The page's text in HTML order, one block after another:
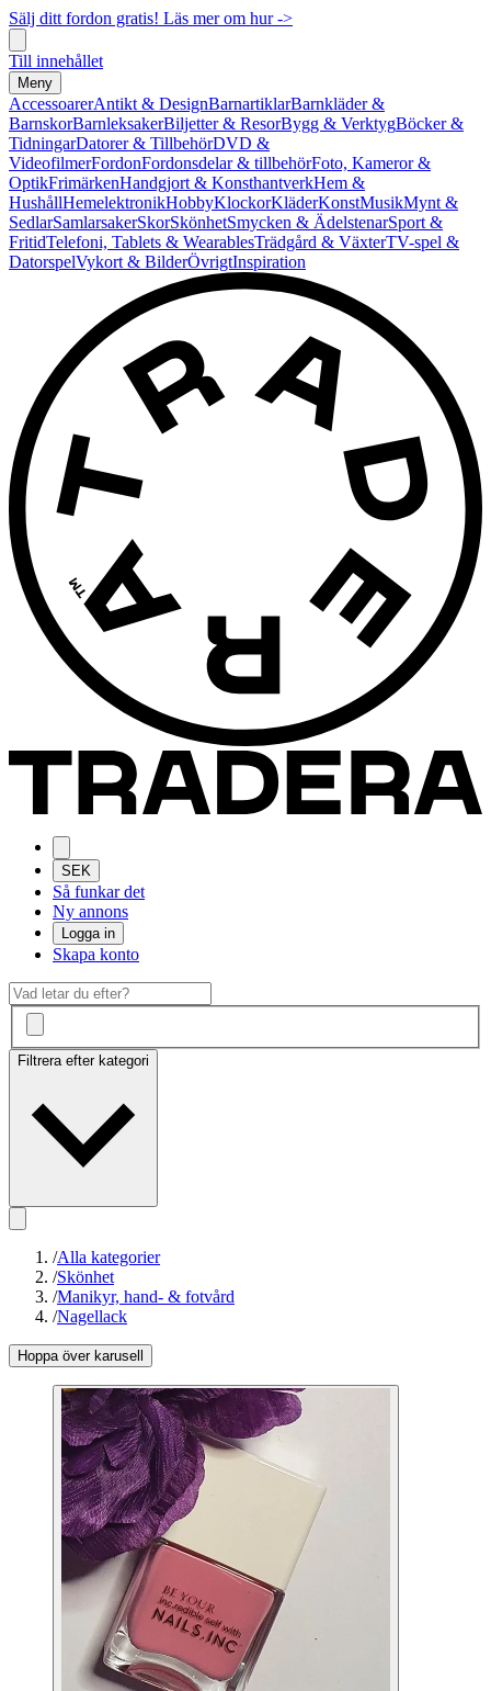
Sälj ditt fordon gratis! Läs mer om hur ->
Till innehållet
Meny
AccessoarerAntikt & DesignBarnartiklarBarnkläder &
BarnskorBarnleksakerBiljetter & ResorBygg & VerktygBöcker &
TidningarDatorer & TillbehörDVD &
VideofilmerFordonFordonsdelar & tillbehörFoto, Kameror &
OptikFrimärkenHandgjort & KonsthantverkHem &
HushållHemelektronikHobbyKlockorKläderKonstMusikMynt &
SedlarSamlarsakerSkorSkönhetSmycken & ÄdelstenarSport &
FritidTelefoni, Tablets & WearablesTrädgård & VäxterTV-spel &
DatorspelVykort & BilderÖvrigtInspiration
SEK
Så funkar det
Ny annons
Logga in
Skapa konto
Filtrera efter kategori
/Alla kategorier
/Skönhet
/Manikyr, hand- & fotvård
/Nagellack
Hoppa över karusell